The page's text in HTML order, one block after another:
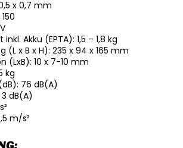
x 0,7 mm
Akku (EPTA): 1,5 – 1,8 kg
(L x B x H): 235 x 94 x 165 mm
(LxB): 10 x 7-10 mm
kg
76 dB(A)
dB(A)
m/s²